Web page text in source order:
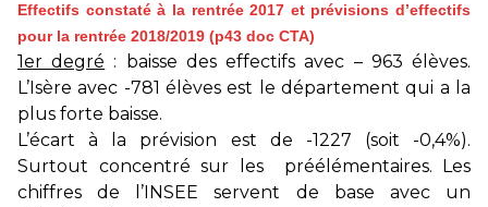
Effectifs constaté à la rentrée 2017 et prévisions d’effectifs
pour la rentrée 2018/2019 (p43 doc CTA)
1er degré : baisse des effectifs avec – 963 élèves.
L’Isère avec -781 élèves est le département qui a la
plus forte baisse.
L’écart à la prévision est de -1227 (soit -0,4%).
Surtout concentré sur les préélémentaires. Les
chiffres de l’INSEE servent de base avec un